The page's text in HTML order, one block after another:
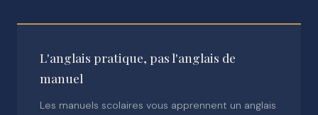
L'anglais pratique, pas l'anglais de
manuel
Les manuels scolaires vous apprennent un anglais